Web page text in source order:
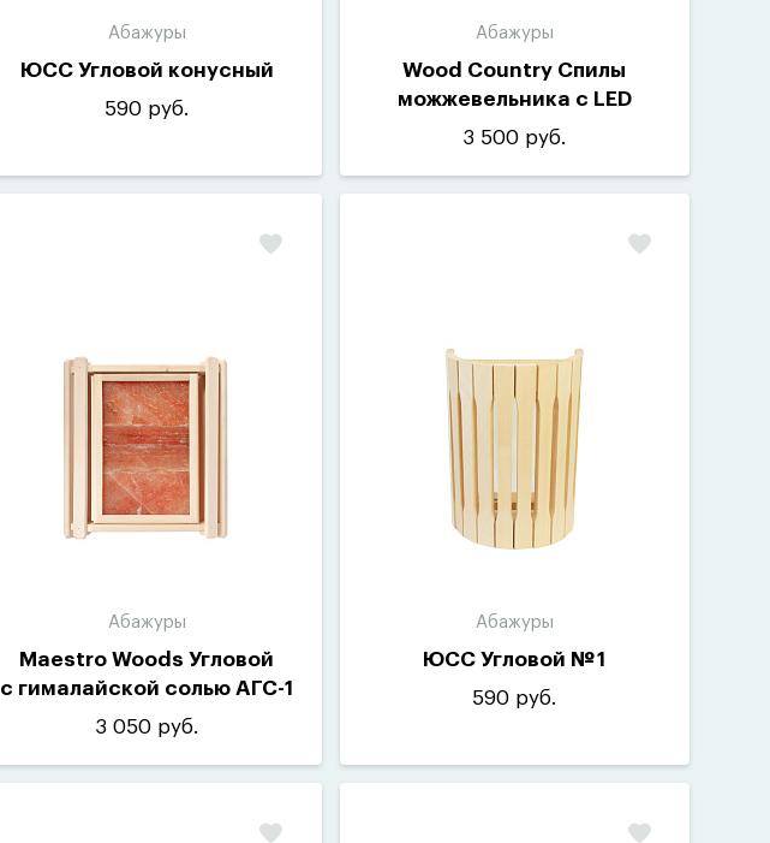
Абажуры
ЮСС Угловой конусный
590 руб.
Абажуры
Wood Country Спилы
можжевельника с LED
подсветкой
3 500 руб.
Абажуры
Maestro Woods Угловой
с гималайской солью АГС-1
3 050 руб.
Абажуры
ЮСС Угловой № 1
590 руб.